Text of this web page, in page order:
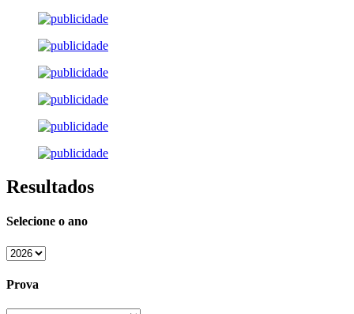
Resultados
Selecione o ano
Prova